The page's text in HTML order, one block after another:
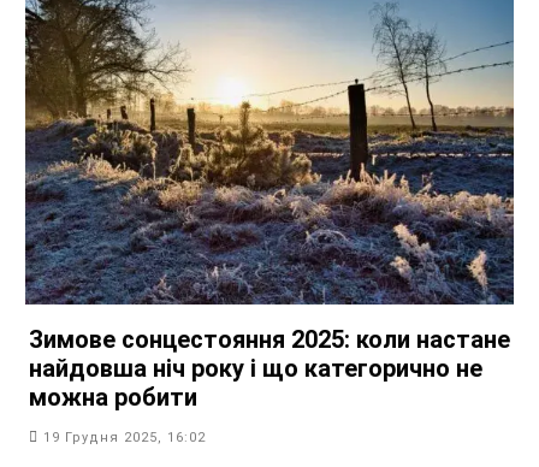
Зимове сонцестояння 2025: коли настане
найдовша ніч року і що категорично не
можна робити
19 Грудня 2025, 16:02